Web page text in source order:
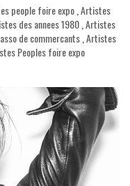
people foire expo, Artistes
des annees 1980, Artistes
de commercants Artistes
Peoples foire expo